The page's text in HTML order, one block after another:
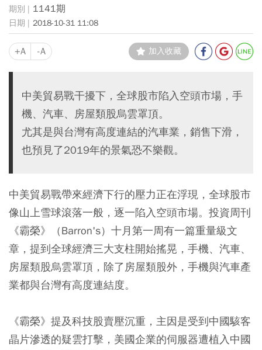
1141期
2018-10-31 11:08
+A -A 加入收藏
中美貿易戰干擾下，全球股市陷入空頭市場，手
機、汽車、房屋類股烏雲罩頂。
尤其是與台灣有高度連結的汽車業，銷售下滑，
也預見了2019年的景氣恐不樂觀。
中美貿易戰帶來經濟下行的壓力正在浮現，全球股市
像山上雪球滾落一般，逐一陷入空頭市場。投資周刊
《霸榮》（Barron's）十月第一周有一篇重量級文
章，提到全球經濟三大支柱開始搖晃，手機、汽車、
房屋類股烏雲罩頂，除了房屋類股外，手機與汽車產
業都與台灣有高度連結度。
《霸榮》提及科技股賣壓沉重，主因是受到中國駭客
晶片滲透的疑雲打擊，美國企業的伺服器遭植入中國